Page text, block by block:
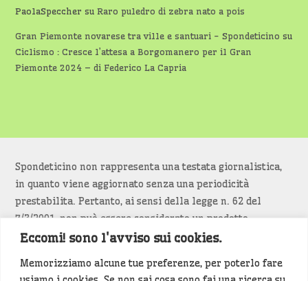
Eccomi! sono l'avviso sui cookies.
Memorizziamo alcune tue preferenze, per poterlo fare
PaolaSpeccher suRaro puledro di zebra nato a pois
Gran Piemonte novarese tra ville e santuari - Spondeticino su
Ciclismo : Cresce l’attesa a Borgomanero per il Gran
Piemonte 2024 – di Federico La Capria
Spondeticino non rappresenta una testata giornalistica,
in quanto viene aggiornato senza una periodicità
prestabilita. Pertanto, ai sensi della legge n. 62 del
7/3/2001, non può essere considerato un prodotto
editoriale.
Siamo attenti a non violare copyright e diritti